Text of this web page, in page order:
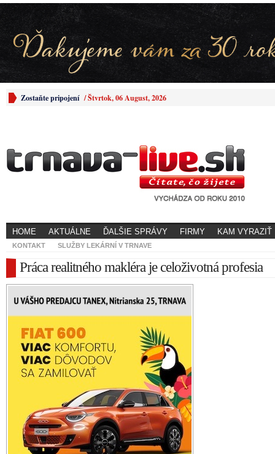
Zostaňte pripojení /Štvrtok, 06 August, 2026
HOME AKTUÁLNE ĎALŠIE SPRÁVY FIRMY KAM VYRAZIŤ
KONTAKT SLUŽBY LEKÁRNÍ V TRNAVE
Práca realitného makléra je celoživotná profesia